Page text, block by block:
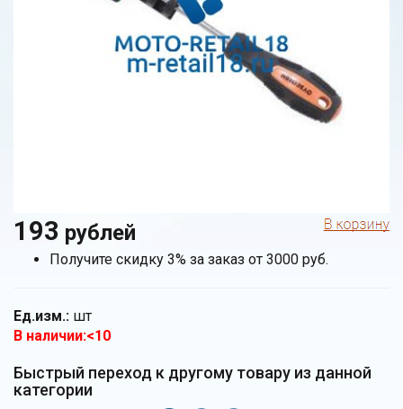
193 рублей
Получите скидку 3% за заказ от 3000 руб.
Ед.изм.: шт
В наличии:<10
Быстрый переход к другому товару из данной
категории